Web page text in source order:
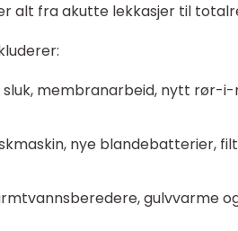
alt fra akutte lekkasjer til
membranarbeid, nytt rør-
nye blandebatterier,
gulvvarme